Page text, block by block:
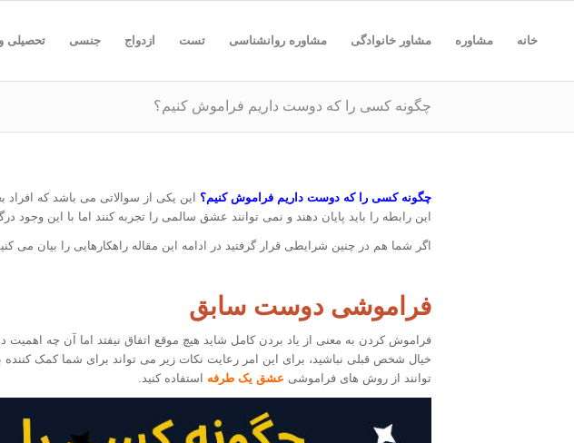
خانه مشاوره مشاور خانوادگی مشاوره روانشناسی تست ازدواج جنسی تحصیلی
چگونه کسی را که دوست داریم فراموش کنیم؟
چگونه کسی را که دوست داریم فراموش کنیم؟
این یکی از سوالاتی می باشد که
این رابطه را باید پایان دهند و نمی توانند عشق سالمی را تجربه کنند اما با این
اگر شما هم در چنین شرایطی قرار گرفتید در ادامه این مقاله راهکارهایی را بیان می
فراموشی دوست سابق
فراموش کردن به معنی از یاد بردن کامل شاید هیچ موقع اتفاق نیفتد اما آن چه اهمیت
خیال شخص قبلی نباشید، برای این امر رعایت نکات زیر می تواند برای شما کمک کننده
توانند از روش های فراموشی عشق یک طرفه استفاده کنید.